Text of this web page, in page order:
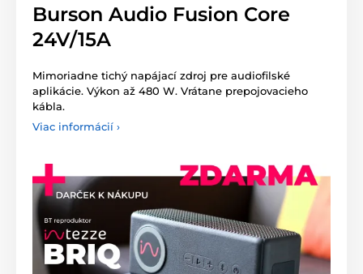
Burson Audio Fusion Core
24V/15A
Mimoriadne tichý napájací zdroj pre audiofilské
aplikácie. Výkon až 480 W. Vrátane prepojovacieho
kábla.
Viac informácií ›